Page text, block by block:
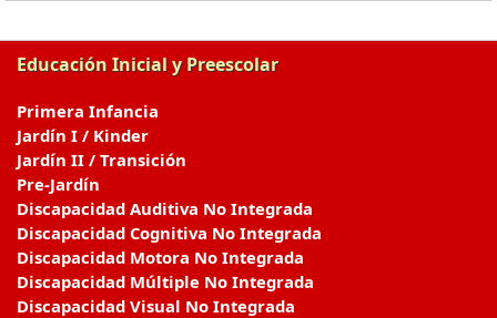
Educación Inicial y Preescolar
Primera Infancia
Jardín I / Kinder
Jardín II / Transición
Pre-Jardín
Discapacidad Auditiva No Integrada
Discapacidad Cognitiva No Integrada
Discapacidad Motora No Integrada
Discapacidad Múltiple No Integrada
Discapacidad Visual No Integrada